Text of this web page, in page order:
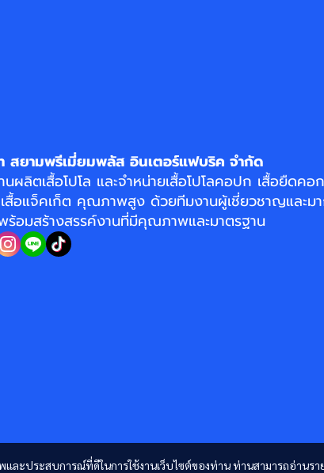
ละประสบการณ์ที่ดีในการใช้งานเว็บไซต์ของท่าน ท่านสามารถอ่านรา
สยามพรีเมี่ยมพลัส อินเตอร์แฟบริค จำกัด
นผลิตเสื้อโปโล และจำหน่ายเสื้อโปโลคอปก เสื้อยืดคอ
เสื้อแจ็คเก็ต คุณภาพสูง ด้วยทีมงานผู้เชี่ยวชาญและมา
ร้อมสร้างสรรค์งานที่มีคุณภาพและมาตรฐาน